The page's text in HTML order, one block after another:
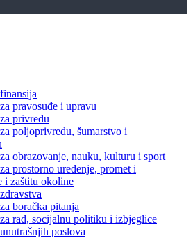
pravosuđe i upravu
privredu
poljoprivredu, šumarstvo i
obrazovanje, nauku, kulturu i sport
prostorno uređenje, promet i
i zaštitu okoline
boračka pitanja
rad, socijalnu politiku i izbjeglice
poslova